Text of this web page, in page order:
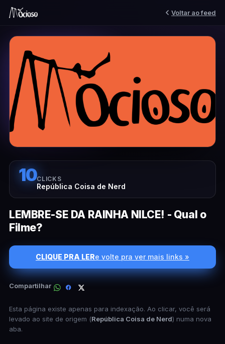
Voltar ao feed
10CLICKS
República Coisa de Nerd
LEMBRE-SE DA RAINHA NILCE! - Qual o
Filme?
CLIQUE PRA LERe volte pra ver mais links »
Compartilhar
Esta página existe apenas para indexação. Ao clicar, você será
levado ao site de origem (República Coisa de Nerd) numa nova
aba.